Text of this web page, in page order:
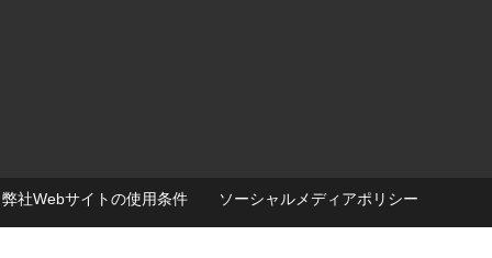
弊社Webサイトの使用条件 ソーシャルメディアポリシー